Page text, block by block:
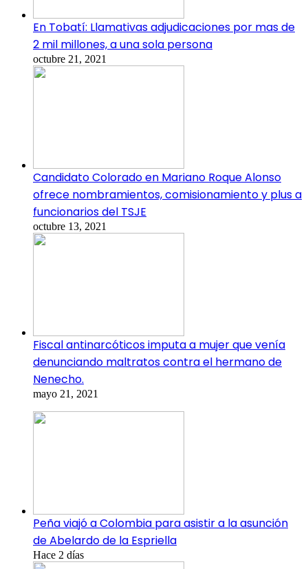
En Tobatí: Llamativas adjudicaciones por mas de
2 mil millones, a una sola persona
octubre 21, 2021
Candidato Colorado en Mariano Roque Alonso
ofrece nombramientos, comisionamiento y plus a
funcionarios del TSJE
octubre 13, 2021
Fiscal antinarcóticos imputa a mujer que venía
denunciando maltratos contra el hermano de
Nenecho.
mayo 21, 2021
Peña viajó a Colombia para asistir a la asunción
de Abelardo de la Espriella
Hace 2 días